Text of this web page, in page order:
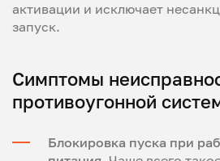
активации и исключает
запуск.
Симптомы
противоугонной
Блокировка пуска при